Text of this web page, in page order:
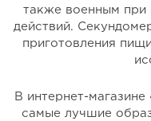
также военным при
действий.
приготовления
В интернет-
самые лучшие